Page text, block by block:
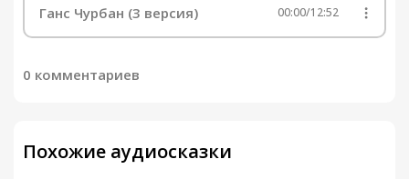
Ганс Чурбан (3 версия) 00:00/12:52
0 комментариев
Похожие аудиосказки